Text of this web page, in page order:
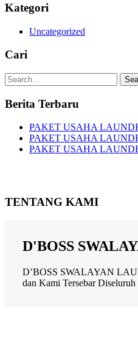
Kategori
Uncategorized
Cari
Berita Terbaru
PAKET USAHA
PAKET USAHA
PAKET USAHA
TENTANG KAMI
D'BOSS
D’BOSS SWALAYAN
dan Kami Tersebar